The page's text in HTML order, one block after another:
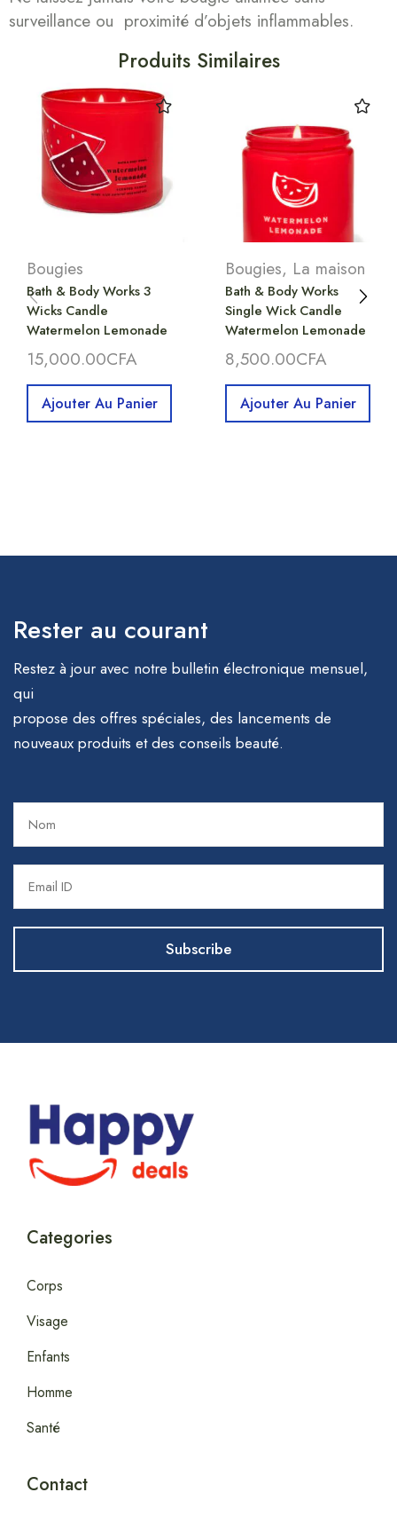
surveillance ou proximité d’objets inflammables.
Produits Similaires
Bougies
Bath & Body Works 3
Wicks Candle
Watermelon Lemonade
15,000.00CFA
Ajouter Au Panier
Bougies, La maison
Bath & Body Works
Single Wick Candle
Watermelon Lemonade
8,500.00CFA
Ajouter Au Panier
Rester au courant
Restez à jour avec notre bulletin électronique mensuel,
qui
propose des offres spéciales, des lancements de
nouveaux produits et des conseils beauté.
Categories
Corps
Visage
Enfants
Homme
Santé
Contact